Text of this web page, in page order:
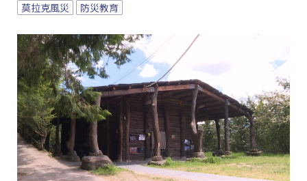
莫拉克風災
防災教育